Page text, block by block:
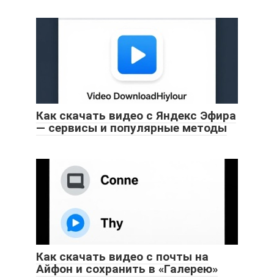
Как скачать видео с Яндекс Эфира
— сервисы и популярные методы
Как скачать видео с почты на
Айфон и сохранить в «Галерею»